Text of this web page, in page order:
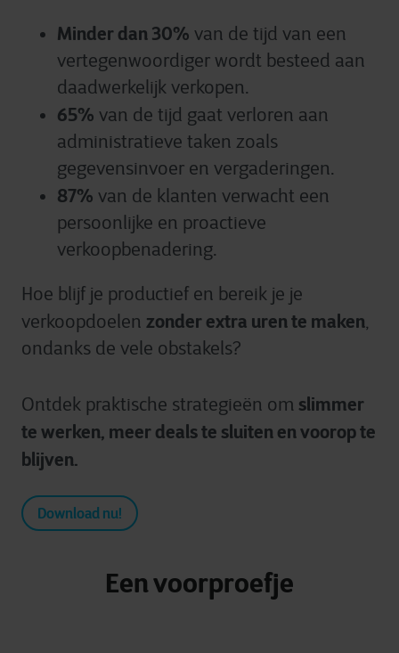
Minder dan 30% van de tijd van een
vertegenwoordiger wordt besteed aan
daadwerkelijk verkopen.
65% van de tijd gaat verloren aan
administratieve taken zoals
gegevensinvoer en vergaderingen.
87% van de klanten verwacht een
persoonlijke en proactieve
verkoopbenadering.
Hoe blijf je productief en bereik je je
verkoopdoelen zonder extra uren te maken,
ondanks de vele obstakels?
Ontdek praktische strategieën om slimmer
te werken, meer deals te sluiten en voorop te
blijven.
Download nu!
Een voorproefje